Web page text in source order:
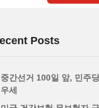
Posts
중간선거 100일 앞, 민주
우세